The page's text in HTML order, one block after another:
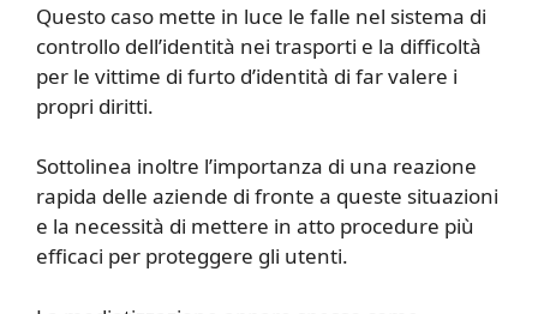
Questo caso mette in luce le falle nel sistema di
controllo dell’identità nei trasporti e la difficoltà
per le vittime di furto d’identità di far valere i
propri diritti.
Sottolinea inoltre l’importanza di una reazione
rapida delle aziende di fronte a queste situazioni
e la necessità di mettere in atto procedure più
efficaci per proteggere gli utenti.